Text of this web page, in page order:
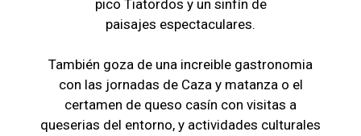
pico Tiatordos y un sinfín de
paisajes espectaculares.
También goza de una increible gastronomia
con las jornadas de Caza y matanza o el
certamen de queso casín con visitas a
queserias del entorno, y actividades culturales